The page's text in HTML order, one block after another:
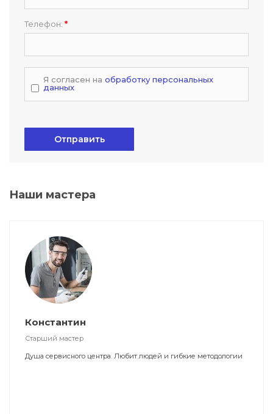
Телефон: *
Я согласен на обработку персональных
данных
Отправить
Наши мастера
Константин
Старший мастер
Душа сервисного центра. Любит людей и гибкие методологии